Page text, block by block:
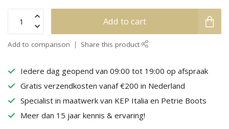
Add to cart
Add to comparison Share this product
Iedere dag geopend van 09:00 tot 19:00 op afspraak
Gratis verzendkosten vanaf €200 in Nederland
Specialist in maatwerk van KEP Italia en Petrie Boots
Meer dan 15 jaar kennis & ervaring!